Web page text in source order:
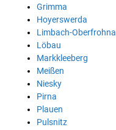
Grimma
Hoyerswerda
Limbach-Oberfrohna
Löbau
Markkleeberg
Meißen
Niesky
Pirna
Plauen
Pulsnitz